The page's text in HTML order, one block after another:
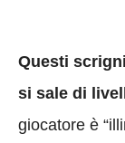
Questi
si sale di
giocatore è